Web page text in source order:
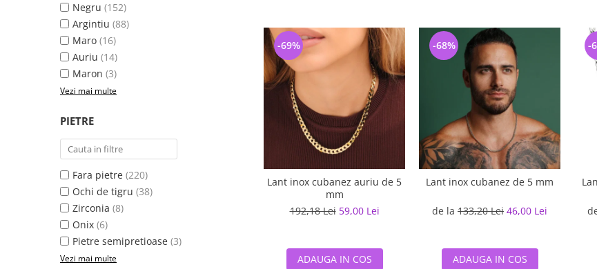
Negru (152)
Argintiu (88)
Maro (16)
Auriu (14)
Maron (3)
Vezi mai multe
PIETRE
Fara pietre (220)
Ochi de tigru (38)
Zirconia (8)
Onix (6)
Pietre semipretioase (3)
Vezi mai multe
Lant inox cubanez auriu de 5
mm
192,18 Lei 59,00 Lei
-69%
ADAUGA IN COS
Lant inox cubanez de 5 mm
de la 133,20 Lei 46,00 Lei
-68%
ADAUGA IN COS
-